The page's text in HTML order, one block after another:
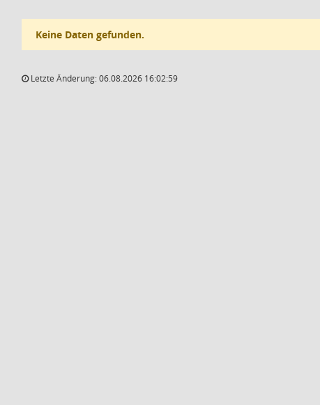
Keine Daten gefunden.
Letzte Änderung: 06.08.2026 16:02:59